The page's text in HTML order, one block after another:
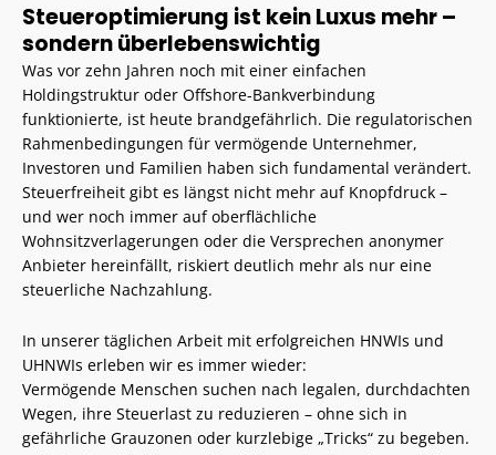
Steueroptimierung ist kein Luxus mehr –
sondern überlebenswichtig
Was vor zehn Jahren noch mit einer einfachen
Holdingstruktur oder Offshore-Bankverbindung
funktionierte, ist heute brandgefährlich. Die regulatorischen
Rahmenbedingungen für vermögende Unternehmer,
Investoren und Familien haben sich fundamental verändert.
Steuerfreiheit gibt es längst nicht mehr auf Knopfdruck –
und wer noch immer auf oberflächliche
Wohnsitzverlagerungen oder die Versprechen anonymer
Anbieter hereinfällt, riskiert deutlich mehr als nur eine
steuerliche Nachzahlung.
In unserer täglichen Arbeit mit erfolgreichen HNWIs und
UHNWIs erleben wir es immer wieder:
Vermögende Menschen suchen nach legalen, durchdachten
Wegen, ihre Steuerlast zu reduzieren – ohne sich in
gefährliche Grauzonen oder kurzlebige „Tricks“ zu begeben.